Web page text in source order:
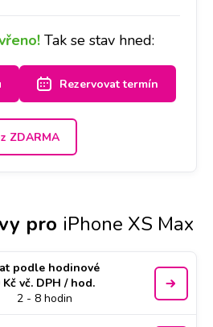
Tak se stav hned:
Rezervovat termín
ZDARMA
pro iPhone XS Max
podle hodinové
vč. DPH / hod.
2 - 8 hodin